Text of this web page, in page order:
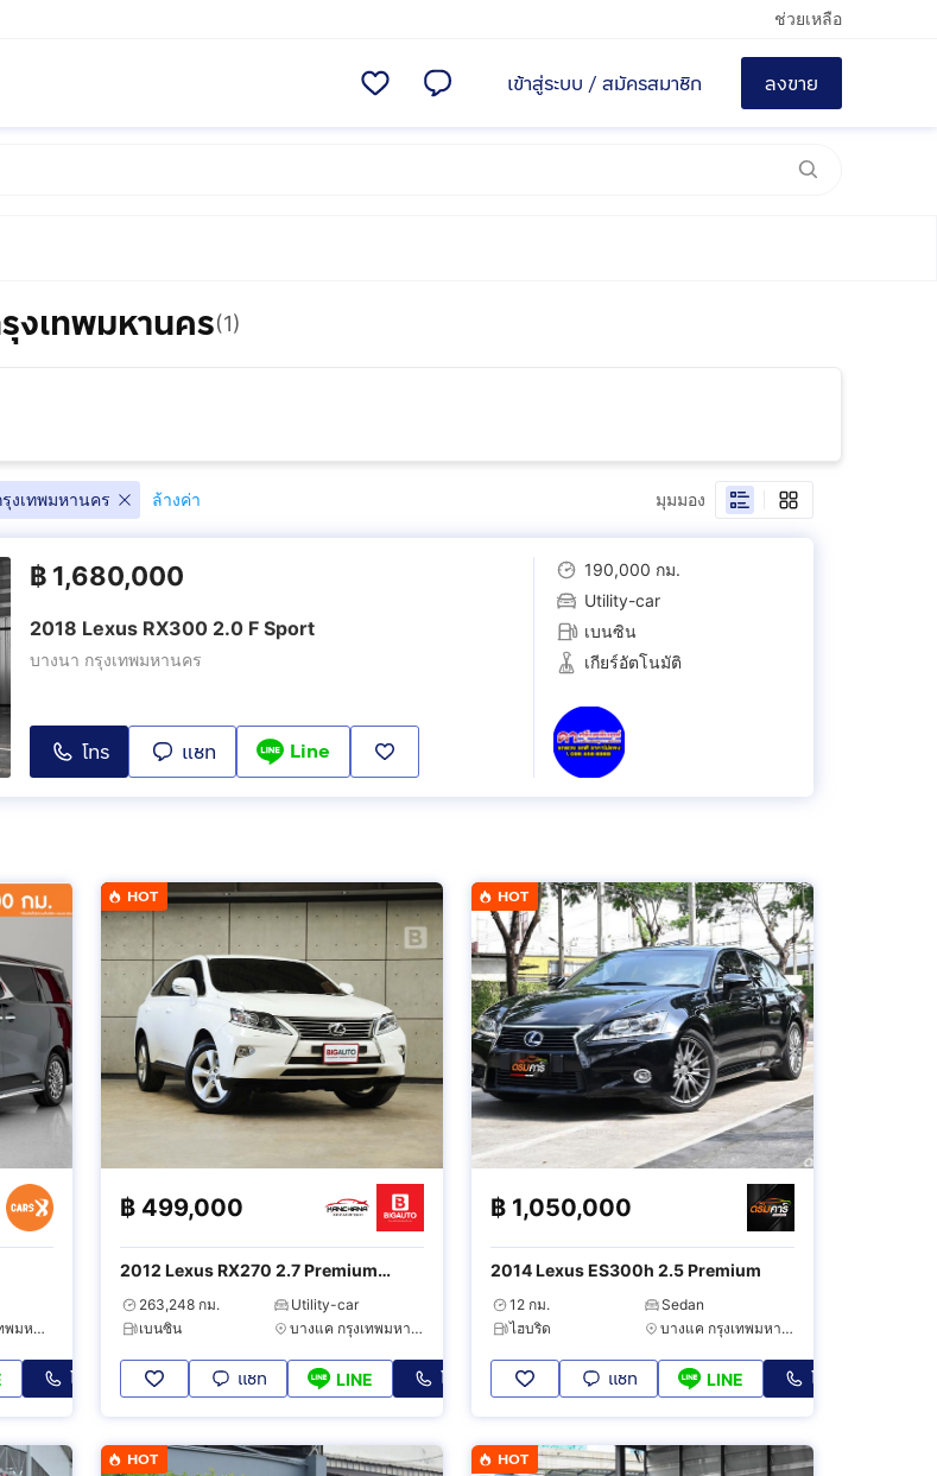
ช่วยเหลือ
เข้าสู่ระบบ / สมัครสมาชิก ลงขาย
งเทพมหานคร(1)
รุงเทพมหานคร ล้างค่า มุมมอง
฿ 1,680,000
2018 Lexus RX300 2.0 F Sport
บางนา กรุงเทพมหานคร
โทร แชท Line
190,000 กม.
Utility-car
เบนซิน
เกียร์อัตโนมัติ
ประเวศ กรุงเทพมหานคร
โทร
HOT
฿ 499,000
2012 Lexus RX270 2.7 Premium
Moonroof
263,248 กม.
Utility-car
เบนซิน
บางแค กรุงเทพมหานคร
แชท LINE โทร
HOT
฿ 1,050,000
2014 Lexus ES300h 2.5 Premium
12 กม.
Sedan
ไฮบริด
บางแค กรุงเทพมหานคร
แชท LINE โทร
HOT HOT